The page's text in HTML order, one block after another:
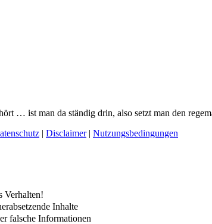
… ist man da ständig drin, also setzt man den
| Disclaimer| Nutzungsbedingungen
Verhalten!
Inhalte
falsche Informationen